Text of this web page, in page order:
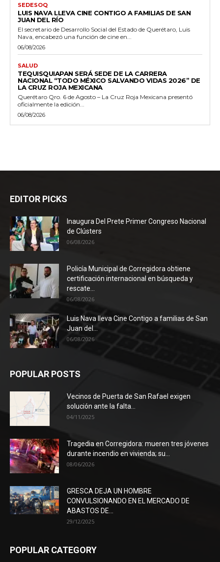
SEDESOQ
LUIS NAVA LLEVA CINE CONTIGO A FAMILIAS DE SAN
JUAN DEL RÍO
El secretario de Desarrollo Social del Estado de Querétaro, Luis
Nava, encabezó una función de cine en...
06/08/2026
SALUD
TEQUISQUIAPAN SERÁ SEDE DE LA CARRERA
NACIONAL “TODO MÉXICO SALVANDO VIDAS 2026” DE
LA CRUZ ROJA MEXICANA
Querétaro Qro. 6 de Agosto – La Cruz Roja Mexicana presentó
oficialmente la edición...
06/08/2026
EDITOR PICKS
Inaugura Del Prete Primer Congreso Nacional
de Clústers
06/08/2026
Policía Municipal de Corregidora obtiene
certificación internacional en búsqueda y
rescate...
06/08/2026
Luis Nava lleva Cine Contigo a familias de San
Juan del...
06/08/2026
POPULAR POSTS
Vecinos de Puerta de San Rafael exigen
solución ante la falta...
04/11/2025
Tragedia en Corregidora: mueren tres jóvenes
durante incendio en vivienda; su...
08/06/2026
GRESCA DEJA UN HOMBRE
CONVULSIONANDO EN EL MERCADO DE
ABASTOS DE...
29/12/2025
POPULAR CATEGORY